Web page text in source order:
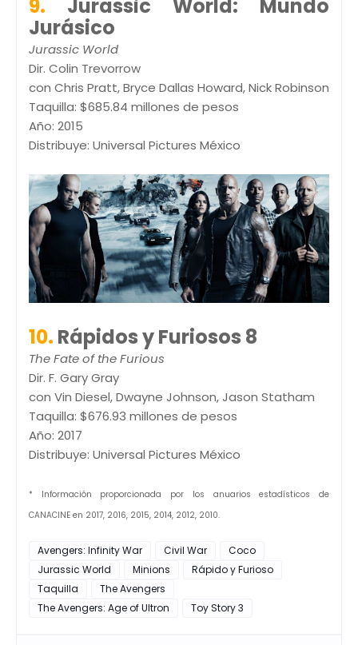
9. Jurassic World: Mundo
Jurásico
Jurassic World
Dir. Colin Trevorrow
con Chris Pratt, Bryce Dallas Howard, Nick Robinson
Taquilla: $685.84 millones de pesos
Año: 2015
Distribuye: Universal Pictures México
10. Rápidos y Furiosos 8
The Fate of the Furious
Dir. F. Gary Gray
con Vin Diesel, Dwayne Johnson, Jason Statham
Taquilla: $676.93 millones de pesos
Año: 2017
Distribuye: Universal Pictures México
* Información proporcionada por los anuarios estadísticos de
CANACINE en 2017, 2016, 2015, 2014, 2012, 2010.
Avengers: Infinity War Civil War
Coco
Jurassic World
Minions
Rápido y Furioso
Taquilla
The Avengers
The Avengers: Age of Ultron
Toy Story 3